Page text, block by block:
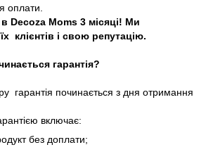
оплати.
в Decoza Moms 3 місяці! Ми
клієнтів і свою репутацію.
гарантія?
гарантія починається з дня отримання
включає:
без доплати;